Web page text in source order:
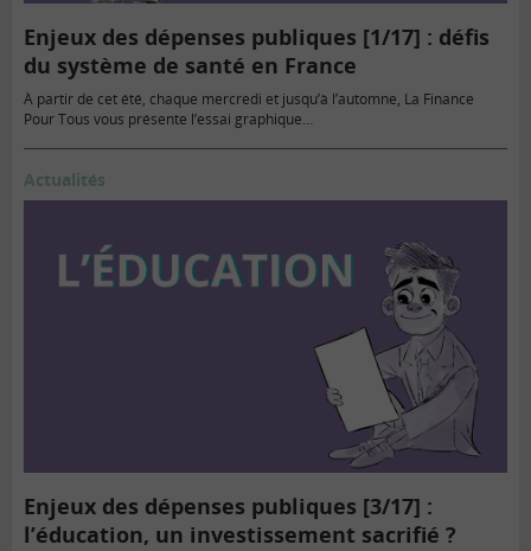
Enjeux des dépenses publiques [1/17] : défis
du système de santé en France
À partir de cet été, chaque mercredi et jusqu’à l’automne, La Finance
Pour Tous vous présente l’essai graphique…
Actualités
Enjeux des dépenses publiques [3/17] :
l’éducation, un investissement sacrifié ?